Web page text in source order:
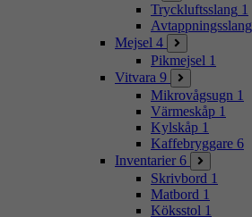
Tryckluftsslang 1
Avtappningsslang
Mejsel 4
Pikmejsel 1
Vitvara 9
Mikrovågsugn 1
Värmeskåp 1
Kylskåp 1
Kaffebryggare 6
Inventarier 6
Skrivbord 1
Matbord 1
Köksstol 1